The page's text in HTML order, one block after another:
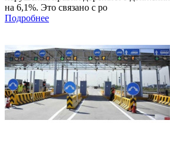
на 6,1%. Это связано с ро
Подробнее